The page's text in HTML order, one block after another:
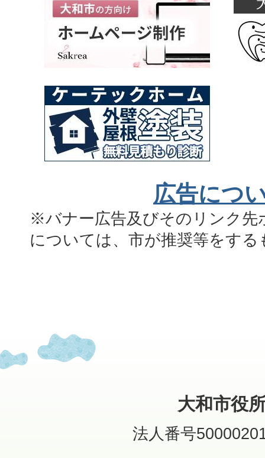
広告につ
※バナー広告及びそのリンク先
については、市が推奨等をす
大和市役
法人番号